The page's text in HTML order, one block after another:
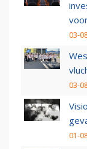
03-
03-
01-